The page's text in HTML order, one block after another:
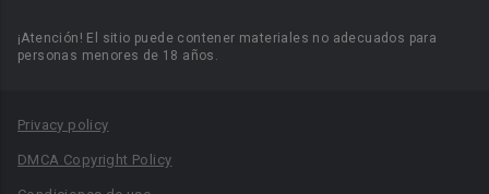
¡Atención! El sitio puede contener materiales no adecuados para
personas menores de 18 años.
Privacy policy
DMCA Copyright Policy